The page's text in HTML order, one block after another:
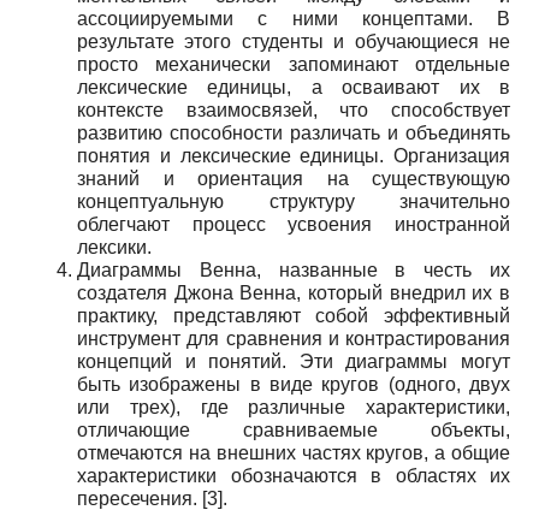
ассоциируемыми с ними концептами. В
результате этого студенты и обучающиеся не
просто механически запоминают отдельные
лексические единицы, а осваивают их в
контексте взаимосвязей, что способствует
развитию способности различать и объединять
понятия и лексические единицы. Организация
знаний и ориентация на существующую
концептуальную структуру значительно
облегчают процесс усвоения иностранной
лексики.
Диаграммы Венна, названные в честь их
создателя Джона Венна, который внедрил их в
практику, представляют собой эффективный
инструмент для сравнения и контрастирования
концепций и понятий. Эти диаграммы могут
быть изображены в виде кругов (одного, двух
или трех), где различные характеристики,
отличающие сравниваемые объекты,
отмечаются на внешних частях кругов, а общие
характеристики обозначаются в областях их
пересечения. [3].